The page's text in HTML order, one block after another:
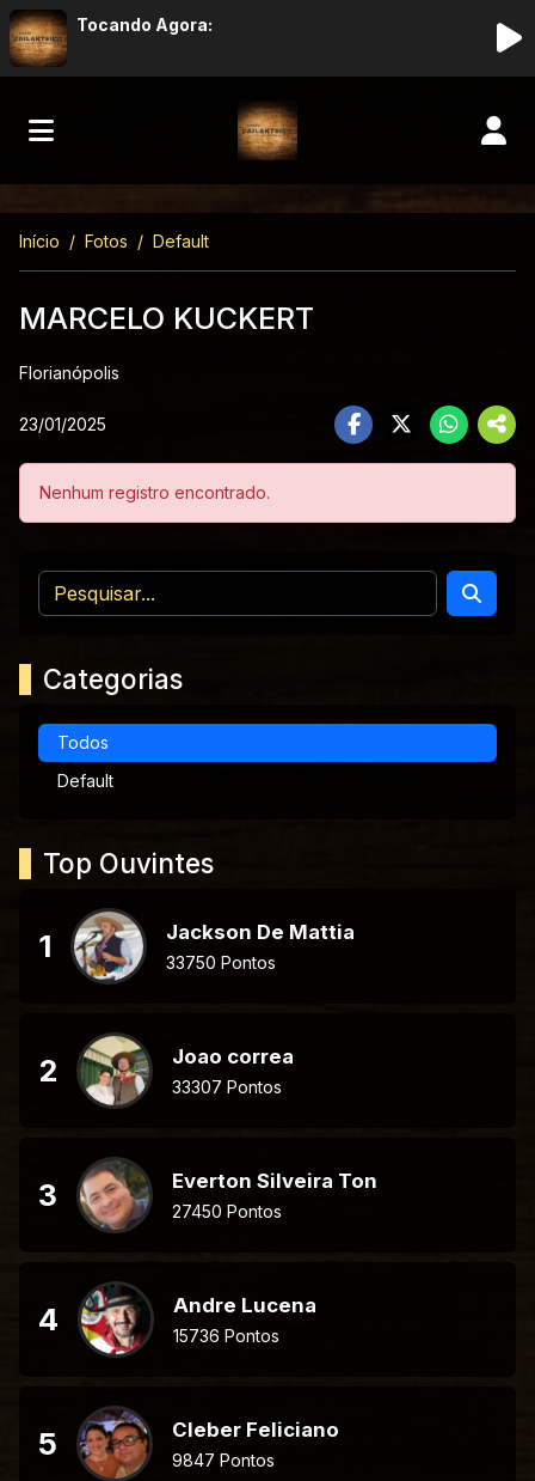
Tocando Agora:
Início Fotos Default
MARCELO KUCKERT
Florianópolis
23/01/2025
Nenhum registro encontrado.
Categorias
Todos
Default
Top Ouvintes
1 Jackson De Mattia
33750 Pontos
2 Joao correa
33307 Pontos
3 Everton Silveira Ton
27450 Pontos
4 Andre Lucena
15736 Pontos
5 Cleber Feliciano
9847 Pontos